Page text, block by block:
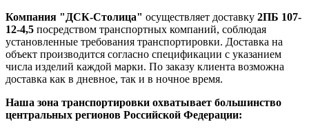
Компания "ДСК-Столица" осуществляет доставку 2ПБ 107-
12-4,5 посредством транспортных компаний, соблюдая
установленные требования транспортировки. Доставка на
объект производится согласно спецификации с указанием
числа изделий каждой марки. По заказу клиента возможна
доставка как в дневное, так и в ночное время.
Наша зона транспортировки охватывает большинство
центральных регионов Российской Федерации: